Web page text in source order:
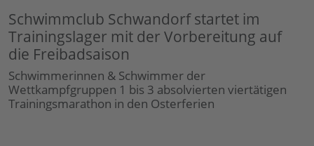
Schwimmclub Schwandorf startet im
Trainingslager mit der Vorbereitung auf
die Freibadsaison
Schwimmerinnen & Schwimmer der
Wettkampfgruppen 1 bis 3 absolvierten viertätigen
Trainingsmarathon in den Osterferien